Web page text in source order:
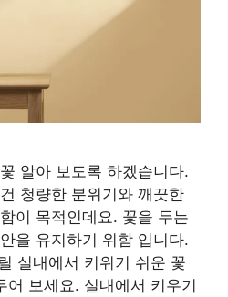
알아 보도록 하겠습니다.
청량한 분위기와 깨끗한
이 목적인데요. 꽃을 두는
을 유지하기 위함 입니다.
실내에서 키위기 쉬운 꽃
어 보세요. 실내에서 키우기